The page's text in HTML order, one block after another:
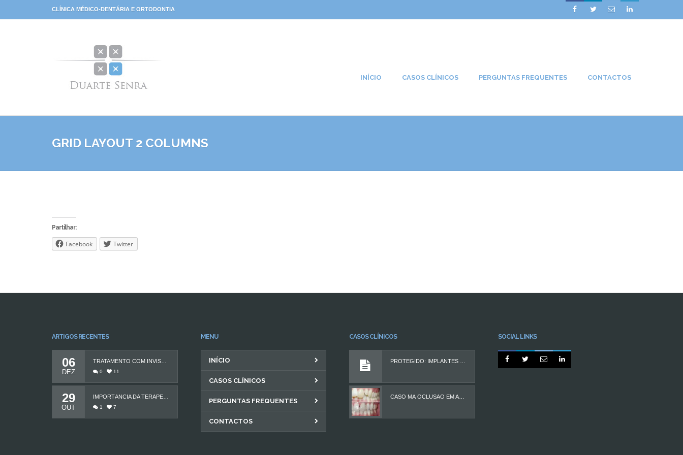
CLÍNICA MÉDICO-DENTÁRIA E ORTODONTIA    
INÍCIO CASOS CLÍNICOS PERGUNTAS FREQUENTES CONTACTOS
GRID LAYOUT 2 COLUMNS
Partilhar:
Facebook Twitter
ARTIGOS RECENTES
06
DEZ 0 11
29
OUT 1 7
MENU
INÍCIO
CASOS CLÍNICOS
PERGUNTAS FREQUENTES
CONTACTOS
CASOS CLÍNICOS SOCIAL LINKS
   